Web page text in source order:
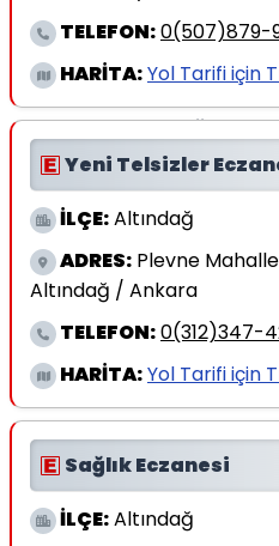
Diğer
Teknoloji
Sanat
Ankara Kulisi
Hava Durumu
İletişim
TELEFON:0(507)879-
HARİTA:Yol Tarifi için
Yeni Telsizler
İLÇE:Altındağ
ADRES: Plevne
Altındağ / Ankara
TELEFON:0(312)347-
HARİTA:Yol Tarifi için
Sağlık Eczanesi
İLÇE:Altındağ